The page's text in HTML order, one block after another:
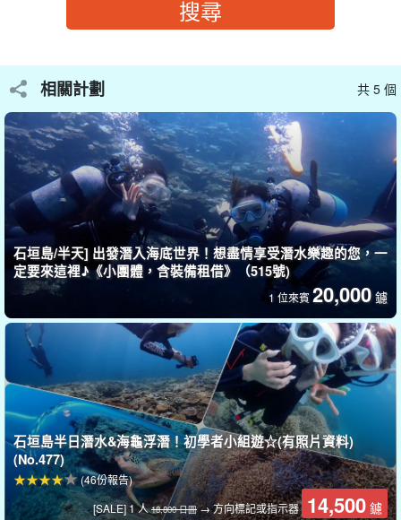
第一次潛水、想慢慢潛、想慢慢拍照等、依客戶需求量身打造
這是一次潛水，所以只要您身體健康且年滿 10 歲，即使您不會游
泳、您的孩子或您感到焦慮☆。
沖繩最清晰的景點之一
盡情欣賞石垣島如天然水族館般的海景。
石垣島的海是沖繩最好的海之一。高透明度它以其
相關計劃 共 5 個
石垣島/半天] 出發潛入海底世界！想盡情享受潛水樂趣的您，一
定要來這裡♪《小團體，含裝備租借》（515號)
1 位來賓 20,000 鑢
石垣島半日潛水&海龜浮潛！初學者小組遊☆(有照片資料)
(No.477)
[SALE] 1 人18,800 日圓→ 方向標記或指示器 14,500 鑢
(46份報告)